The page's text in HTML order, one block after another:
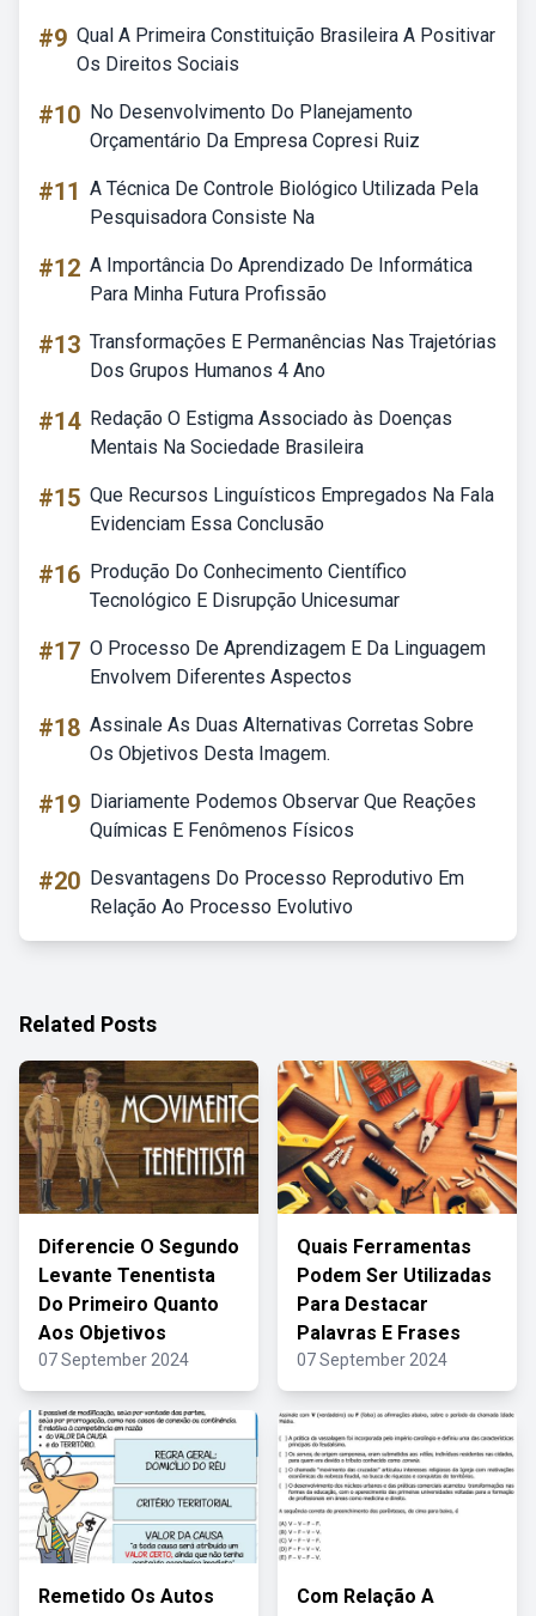
#9 Qual A Primeira Constituição Brasileira A Positivar
Os Direitos Sociais
#10 No Desenvolvimento Do Planejamento
Orçamentário Da Empresa Copresi Ruiz
#11 A Técnica De Controle Biológico Utilizada Pela
Pesquisadora Consiste Na
#12 A Importância Do Aprendizado De Informática
Para Minha Futura Profissão
#13 Transformações E Permanências Nas Trajetórias
Dos Grupos Humanos 4 Ano
#14 Redação O Estigma Associado às Doenças
Mentais Na Sociedade Brasileira
#15 Que Recursos Linguísticos Empregados Na Fala
Evidenciam Essa Conclusão
#16 Produção Do Conhecimento Científico
Tecnológico E Disrupção Unicesumar
#17 O Processo De Aprendizagem E Da Linguagem
Envolvem Diferentes Aspectos
#18 Assinale As Duas Alternativas Corretas Sobre
Os Objetivos Desta Imagem.
#19 Diariamente Podemos Observar Que Reações
Químicas E Fenômenos Físicos
#20 Desvantagens Do Processo Reprodutivo Em
Relação Ao Processo Evolutivo
Related Posts
Diferencie O Segundo
Levante Tenentista
Do Primeiro Quanto
Aos Objetivos
07 September 2024
Quais Ferramentas
Podem Ser Utilizadas
Para Destacar
Palavras E Frases
07 September 2024
Remetido Os Autos
Com Relação A